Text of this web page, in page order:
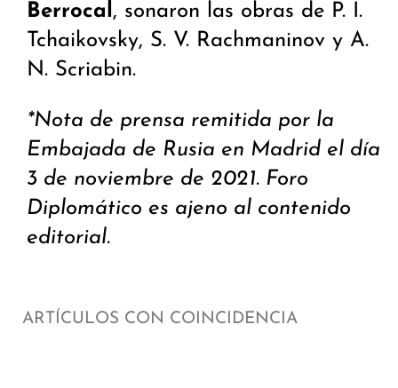
Berrocal, sonaron las obras de P. I.
Tchaikovsky, S. V. Rachmaninov y A.
N. Scriabin.
*Nota de prensa remitida por la
Embajada de Rusia en Madrid el día
3 de noviembre de 2021. Foro
Diplomático es ajeno al contenido
editorial.
ARTÍCULOS CON COINCIDENCIA